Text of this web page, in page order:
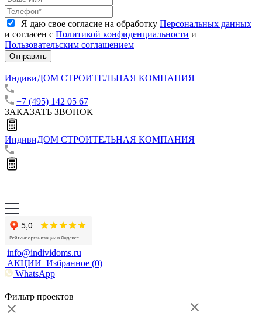
Я даю свое согласие на обработку Персональных данных
и согласен с Политикой конфиденциальности и
Пользовательским соглашением
Отправить
ИндивиДОМ СТРОИТЕЛЬНАЯ КОМПАНИЯ
+7 (495) 142 05 67
ЗАКАЗАТЬ ЗВОНОК
ИндивиДОМ СТРОИТЕЛЬНАЯ КОМПАНИЯ
info@individoms.ru
АКЦИИ Избранное (0)
WhatsApp
Фильтр проектов